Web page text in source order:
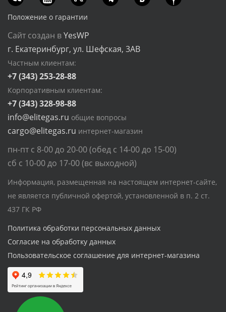
Положение о гарантии
Сайт создан вYesWP
г. Екатеринбург, ул. Шефская, 3АВ
Частным клиентам:
+7 (343) 253-28-88
Корпоративным клиентам:
+7 (343) 328-98-88
info@elitegas.ru общие вопросы
cargo@elitegas.ru интернет-магазин
пн-пт с 8-00 до 20-00 (обед с 14-00 до 15-00)
сб с 10-00 до 17-00 (вс выходной)
Информация, размещенная на настоящем интернет-сайте,
не является публичной офертой, установленной в п. 2 ст.
437 ГК РФ
Политика обработки персональных данных
Согласие на обработку данных
Пользовательское соглашение для интернет-магазина